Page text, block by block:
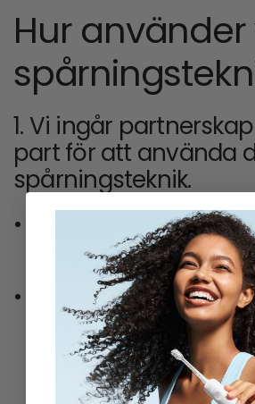
Hur använder
1. Vi ingår
part för att använda
spårningsteknik.
Vi, våra närstående bolag och våra
tredjepartspartner kan då och då
använda viss information
Vår analyspartner hjälper oss att
djupgående förståelse för
användningsdata för webbplats
ansökningsformulär, samla in
demografisk information om våra